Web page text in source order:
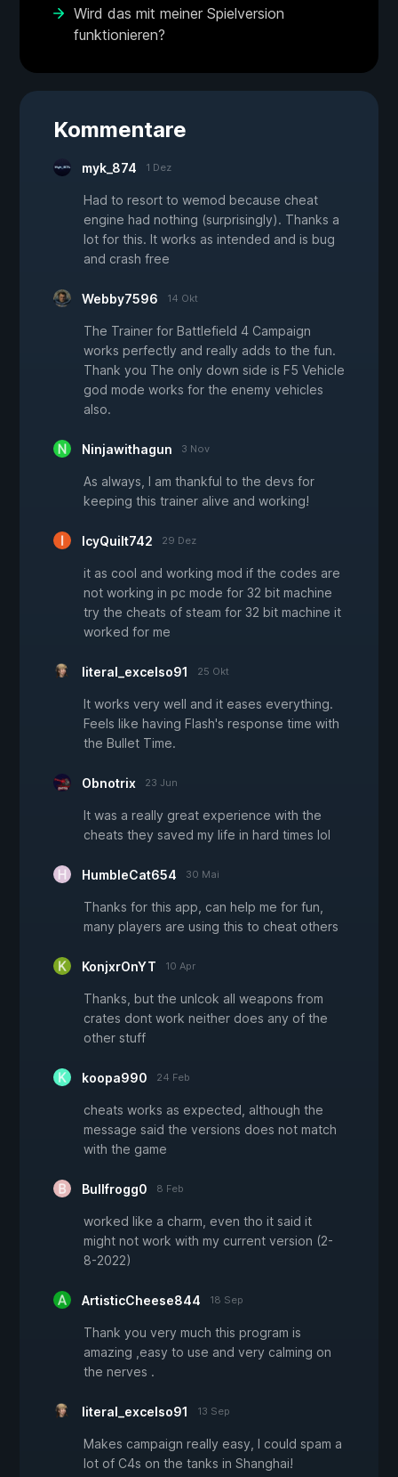
Wird das mit meiner Spielversion
funktionieren?
Kommentare
myk_874 1 Dez
Had to resort to wemod because cheat
engine had nothing (surprisingly). Thanks a
lot for this. It works as intended and is bug
and crash free
Webby7596 14 Okt
The Trainer for Battlefield 4 Campaign
works perfectly and really adds to the fun.
Thank you The only down side is F5 Vehicle
god mode works for the enemy vehicles
also.
Ninjawithagun 3 Nov
As always, I am thankful to the devs for
keeping this trainer alive and working!
IcyQuilt742 29 Dez
it as cool and working mod if the codes are
not working in pc mode for 32 bit machine
try the cheats of steam for 32 bit machine it
worked for me
literal_excelso91 25 Okt
It works very well and it eases everything.
Feels like having Flash's response time with
the Bullet Time.
Obnotrix 23 Jun
It was a really great experience with the
cheats they saved my life in hard times lol
HumbleCat654 30 Mai
Thanks for this app, can help me for fun,
many players are using this to cheat others
KonjxrOnYT 10 Apr
Thanks, but the unlcok all weapons from
crates dont work neither does any of the
other stuff
koopa990 24 Feb
cheats works as expected, although the
message said the versions does not match
with the game
Bullfrogg0 8 Feb
worked like a charm, even tho it said it
might not work with my current version (2-
8-2022)
ArtisticCheese844 18 Sep
Thank you very much this program is
amazing ,easy to use and very calming on
the nerves .
literal_excelso91 13 Sep
Makes campaign really easy, I could spam a
lot of C4s on the tanks in Shanghai!